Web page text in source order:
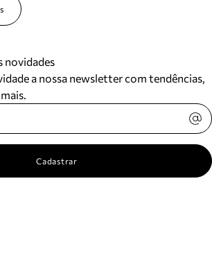
novidades
a nossa newsletter com tendências,
Cadastrar